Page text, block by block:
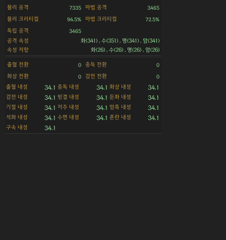
물리 공격 7335 마법 공격 3465
물리 크리티컬 94.5% 마법 크리티컬 72.5%
독립 공격 3465
공격 속성
화(341) , 수(351) , 명(341) , 암(341)
속성 저항
화(26) , 수(26) , 명(26) , 암(26)
출혈 전환 0 중독 전환 0
화상 전환 0 감전 전환 0
출혈 내성 34.1 중독 내성 34.1 화상 내성 34.1
감전 내성 34.1 빙결 내성 34.1 둔화 내성 34.1
기절 내성 34.1 저주 내성 34.1 암흑 내성 34.1
석화 내성 34.1 수면 내성 34.1 혼란 내성 34.1
구속 내성 34.1